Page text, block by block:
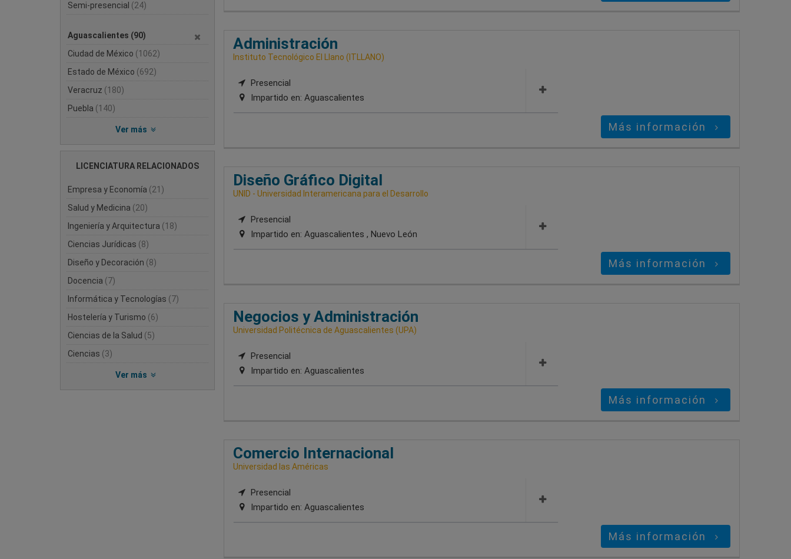
Semi-presencial (24)
Aguascalientes (90)
Ciudad de México (1062)
Estado de México (692)
Veracruz (180)
Puebla (140)
Ver más
LICENCIATURA RELACIONADOS
Empresa y Economía (21)
Salud y Medicina (20)
Ingeniería y Arquitectura (18)
Ciencias Jurídicas (8)
Diseño y Decoración (8)
Docencia (7)
Informática y Tecnologías (7)
Hostelería y Turismo (6)
Ciencias de la Salud (5)
Ciencias (3)
Ver más
Administración
Instituto Tecnológico El Llano (ITLLANO)
Presencial
Impartido en: Aguascalientes
Más información
Diseño Gráfico Digital
UNID - Universidad Interamericana para el Desarrollo
Presencial
Impartido en: Aguascalientes , Nuevo León
Más información
Negocios y Administración
Universidad Politécnica de Aguascalientes (UPA)
Presencial
Impartido en: Aguascalientes
Más información
Comercio Internacional
Universidad las Américas
Presencial
Impartido en: Aguascalientes
Más información